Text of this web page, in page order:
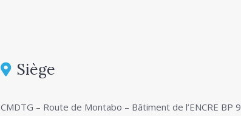
Siège
CMDTG – Route de Montabo – Bâtiment de l’ENCRE BP